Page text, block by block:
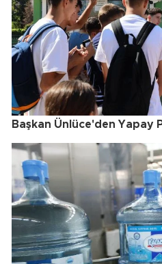
Başkan Ünlüce'den Yapay